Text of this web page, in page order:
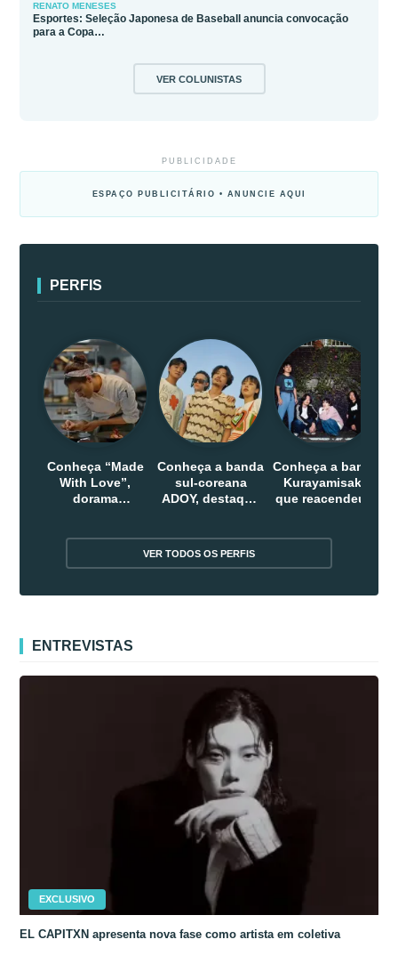
RENATO MENESES
Esportes: Seleção Japonesa de Baseball anuncia convocação
para a Copa…
VER COLUNISTAS
PUBLICIDADE
ESPAÇO PUBLICITÁRIO • ANUNCIE AQUI
PERFIS
Conheça “Made
With Love”,
dorama
Conheça a banda
sul-coreana
ADOY, destaque
Conheça a banda
Kurayamisaka
que reacendeu o
VER TODOS OS PERFIS
ENTREVISTAS
EXCLUSIVO
EL CAPITXN apresenta nova fase como artista em coletiva